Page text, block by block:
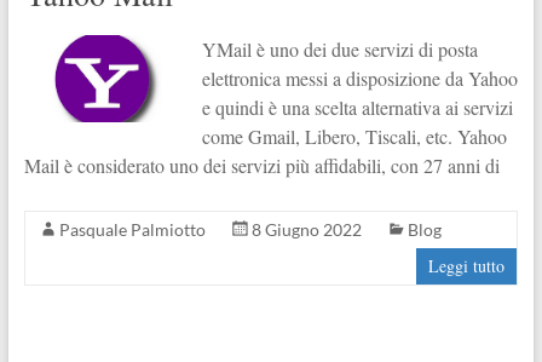
YMail è uno dei due servizi di posta
elettronica messi a disposizione da Yahoo
e quindi è una scelta alternativa ai servizi
come Gmail, Libero, Tiscali, etc. Yahoo
Mail è considerato uno dei servizi più affidabili, con 27 anni di
Pasquale Palmiotto 8 Giugno 2022 Blog
Leggi tutto